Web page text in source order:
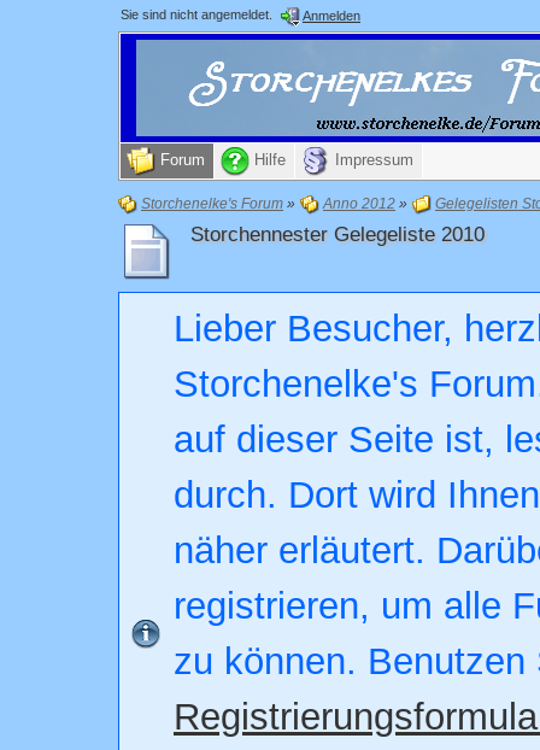
Sie sind nicht angemeldet. Anmelden
Forum Hilfe Impressum
Storchenelke's Forum » Anno 2012 » Gelegelisten
Storchennester Gelegeliste 2010
Lieber Besucher,
Storchenelke's
auf dieser Seite ist,
durch. Dort wird
näher erläutert.
registrieren, um alle
zu können. Benutzen